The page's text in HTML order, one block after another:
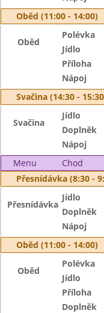
Oběd (11:00 - 14:00)
Oběd
Polévka
Jídlo
Příloha
Nápoj
Svačina (14:30 -
Svačina
Jídlo
Doplněk
Nápoj
Menu
Chod
Přesnídávka (8:30 -
Přesnídávka
Jídlo
Doplněk
Nápoj
Oběd (11:00 - 14:00)
Oběd
Polévka
Jídlo
Příloha
Doplněk